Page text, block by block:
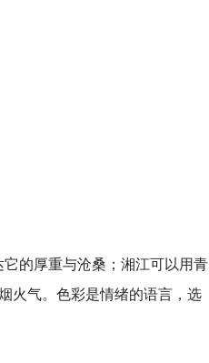
的厚重与沧桑；湘江可以用青
火气。色彩是情绪的语言，选